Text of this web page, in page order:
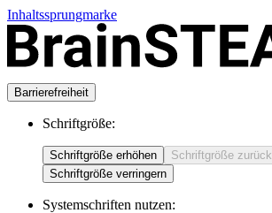
Inhaltssprungmarke
Barrierefreiheit
Schriftgröße:
Schriftgröße erhöhen
Schriftgröße
Schriftgröße verringern
Systemschriften nutzen: